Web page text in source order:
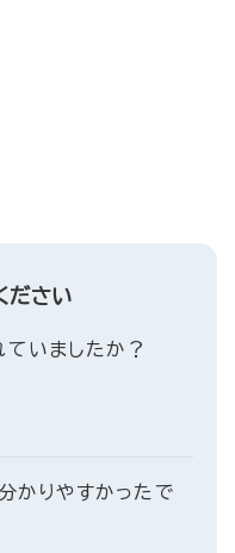
ださい
いましたか？
かりやすかったで